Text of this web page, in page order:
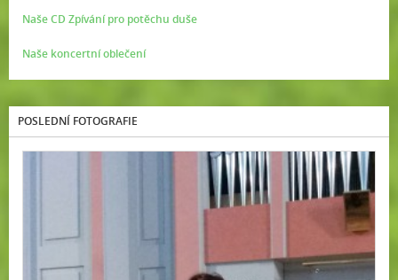
Naše CD Zpívání pro potěchu duše
Naše koncertní oblečení
POSLEDNÍ FOTOGRAFIE